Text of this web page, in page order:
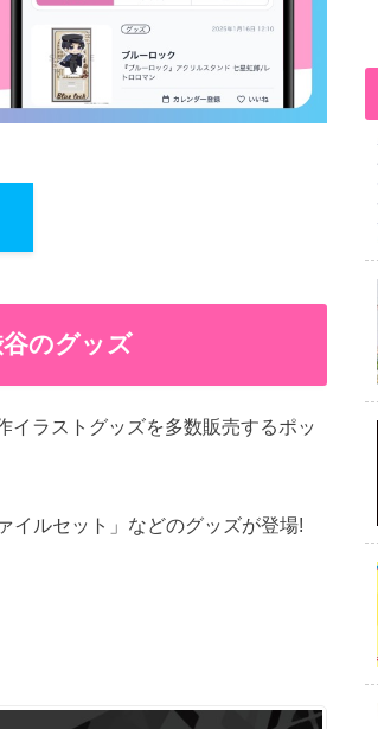
のグッズ
イラストグッズを多数販売するポッ
イルセット」などのグッズが登場!